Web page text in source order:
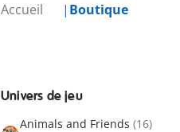
Accueil Boutique
Univers de jeu
Animals and Friends (16)